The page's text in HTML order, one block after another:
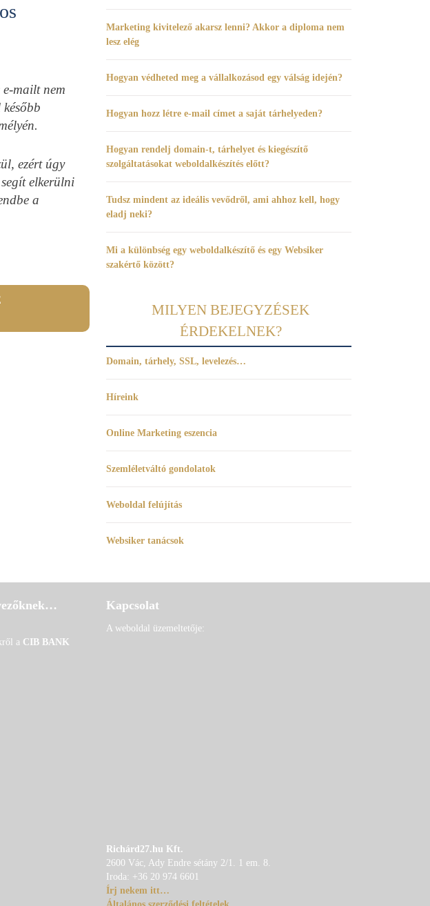
mailt nem
ezért úgy
elkerülni
a
Marketing kivitelező akarsz lenni? Akkor a diploma nem
lesz elég
Hogyan védheted meg a vállalkozásod egy válság idején?
Hogyan hozz létre e-mail címet a saját tárhelyeden?
Hogyan rendelj domain-t, tárhelyet és kiegészítő
szolgáltatásokat weboldalkészítés előtt?
Tudsz mindent az ideális vevődről, ami ahhoz kell, hogy
eladj neki?
Mi a különbség egy weboldalkészítő és egy Websiker
szakértő között?
MILYEN BEJEGYZÉSEK
ÉRDEKELNEK?
Domain, tárhely, SSL, levelezés…
Híreink
Online Marketing eszencia
Szemléletváltó gondolatok
Weboldal felújítás
Websiker tanácsok
a CIB BANK
Kapcsolat
A weboldal üzemeltetője:
Richárd27.hu Kft.
2600 Vác, Ady Endre sétány 2/1. 1 em. 8.
Iroda: +36 20 974 6601
Írj nekem itt…